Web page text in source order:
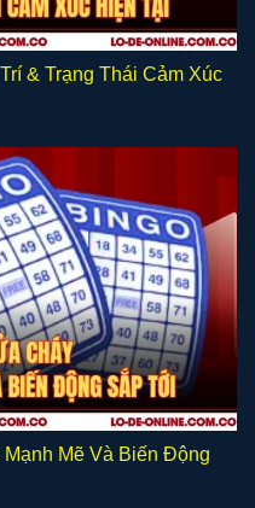
& Trạng Thái Cảm Xúc
Mẽ Và Biến Động